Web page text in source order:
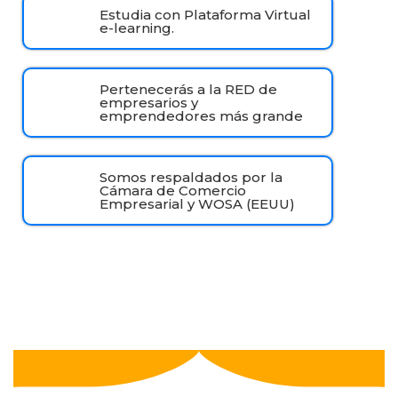
Estudia con Plataforma Virtual
e-learning.
Pertenecerás a la RED de
empresarios y
emprendedores más grande
Somos respaldados por la
Cámara de Comercio
Empresarial y WOSA (EEUU)